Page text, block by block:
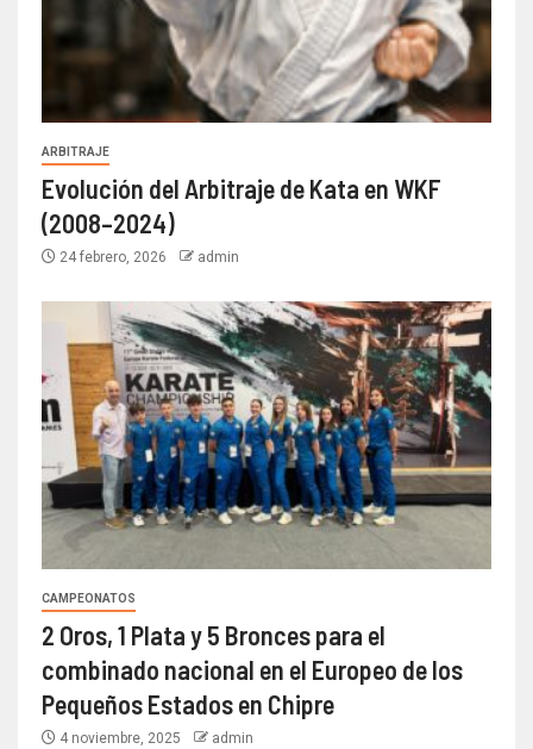
ARBITRAJE
Evolución del Arbitraje de Kata en WKF
(2008–2024)
24 febrero, 2026 admin
CAMPEONATOS
2 Oros, 1 Plata y 5 Bronces para el
combinado nacional en el Europeo de los
Pequeños Estados en Chipre
4 noviembre, 2025 admin